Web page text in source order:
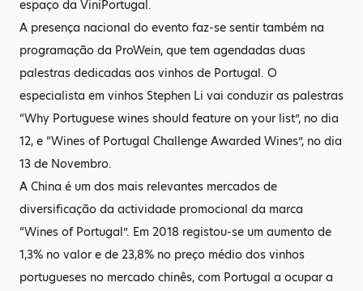
espaço da ViniPortugal.
A presença nacional do evento faz-se sentir também na
programação da ProWein, que tem agendadas duas
palestras dedicadas aos vinhos de Portugal. O
especialista em vinhos Stephen Li vai conduzir as palestras
“Why Portuguese wines should feature on your list”, no dia
12, e “Wines of Portugal Challenge Awarded Wines”, no dia
13 de Novembro.
A China é um dos mais relevantes mercados de
diversificação da actividade promocional da marca
“Wines of Portugal”. Em 2018 registou-se um aumento de
1,3% no valor e de 23,8% no preço médio dos vinhos
portugueses no mercado chinês, com Portugal a ocupar a